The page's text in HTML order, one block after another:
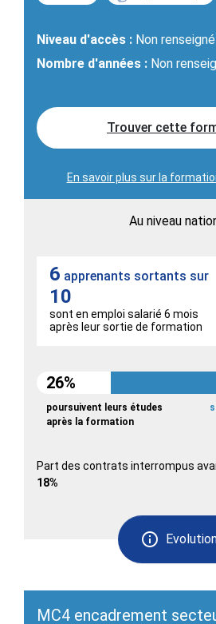
Niveau d'accès : Non renseigné
Nombre d'années : Non
Trouver cette
En savoir plus sur la
Au niveau
6 apprenants sortants sur
10
sont en emploi salarié 6 mois
après leur sortie de formation
26%
poursuivent leurs études
après la formation
Part des contrats interrompus
18%
MC4 encadrement